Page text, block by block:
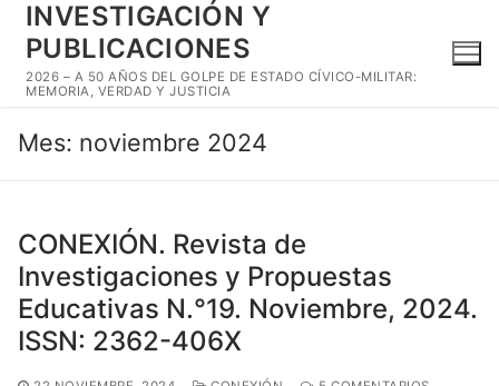
contenido
INVESTIGACIÓN Y
PUBLICACIONES
2026 – A 50 AÑOS DEL GOLPE DE ESTADO CÍVICO-MILITAR:
MEMORIA, VERDAD Y JUSTICIA
Mes: noviembre 2024
CONEXIÓN. Revista de
Investigaciones y Propuestas
Educativas N.°19. Noviembre, 2024.
ISSN: 2362-406X